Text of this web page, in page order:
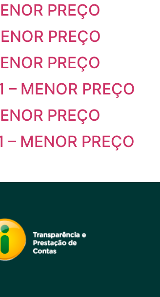
PREÇO
PREÇO
PREÇO
MENOR PREÇO
PREÇO
MENOR PREÇO